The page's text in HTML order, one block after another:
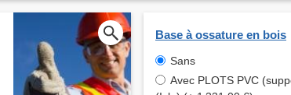
Base à ossature en bois
Sans
Avec PLOTS PVC